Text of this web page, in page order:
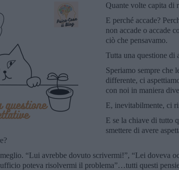
Quante volte capita di
E perché accade?
non accade o accade
ciò che pensavamo.
Tutta una questione di
Speriamo sempre che
differente, ci
con noi in maniera
E, inevitabilmente, ci
E se la chiave di tutto
smettere di avere
“Lui avrebbe dovuto scrivermi!”, “Lei doveva
poteva risolvermi il problema”…tutti questi